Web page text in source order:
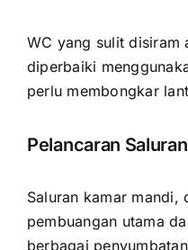
WC yang sulit disiram
diperbaiki
perlu membongkar
Pelancaran
Saluran kamar mandi,
pembuangan utama
berbagai